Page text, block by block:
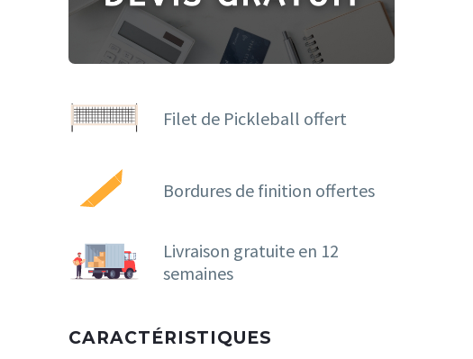
Filet de Pickleball offert
Bordures de finition offertes
Livraison gratuite en 12
semaines
CARACTÉRISTIQUES